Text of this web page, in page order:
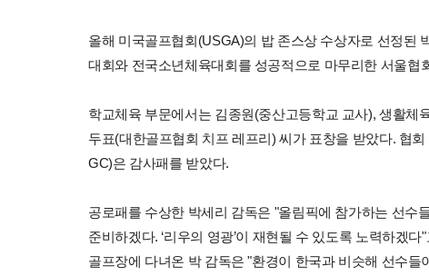
올해 미국골프협회(USGA)의 밥 존스상 수상자로 선정된
대회와 전국소년체육대회를 성공적으로 마무리한 서울
학교체육 부문에서는 김종원(중산고등학교 교사), 생활체
두표(대한골프협회 치프 레프리) 씨가 표창을 받았다. 협
GC)은 감사패를 받았다.
공로패를 수상한 박세리 감독은 "올림픽에 참가하는 선수
준비하겠다. ‘리우의 영광’이 재현될 수 있도록 노력하겠
골프장에 다녀온 박 감독은 "환경이 한국과 비슷해 선수